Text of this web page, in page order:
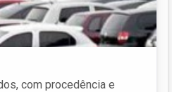
com procedência e